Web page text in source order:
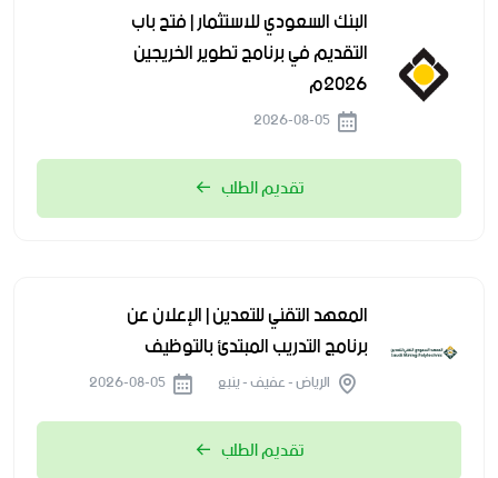
البنك السعودي للاستثمار | فتح باب
التقديم في برنامج تطوير الخريجين
2026م
تقديم الطلب
المعهد التقني للتعدين | الإعلان عن
برنامج التدريب المبتدئ بالتوظيف
الرياض - عفيف - ينبع
تقديم الطلب